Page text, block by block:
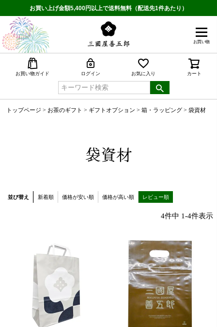
お買い上げ金額5,400円以上で送料無料（配送先1件あたり）
お買い物
お買い物ガイド ログイン お気に入り カート
トップページ お茶のギフト ギフトオプション 箱・ラッピング 袋資材
袋資材
並び替え 新着順 価格が安い順 価格が高い順 レビュー順
4件中 1-4件表示